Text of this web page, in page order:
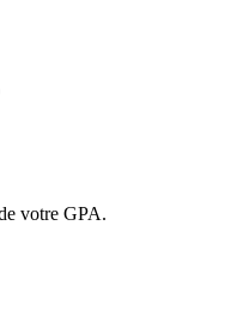
votre GPA.